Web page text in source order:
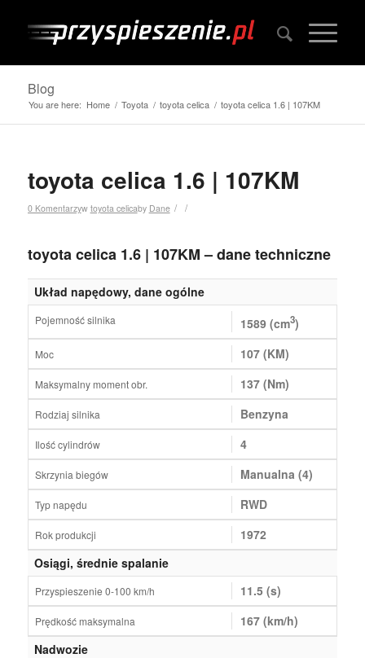
Blog
You are here: Home / Toyota / toyota celica / toyota celica 1.6 | 107KM
toyota celica 1.6 | 107KM
0 Komentarzy /
w toyota celica /
by Dane
toyota celica 1.6 | 107KM – dane techniczne
Układ napędowy, dane ogólne
Pojemność silnika 1589 (cm3)
Moc 107 (KM)
Maksymalny moment obr. 137 (Nm)
Rodziaj silnika Benzyna
Ilość cylindrów 4
Skrzynia biegów Manualna (4)
Typ napędu RWD
Rok produkcji
1972
Osiągi, średnie spalanie
Przyspieszenie 0-100 km/h 11.5 (s)
Prędkość maksymalna
167 (km/h)
Nadwozie